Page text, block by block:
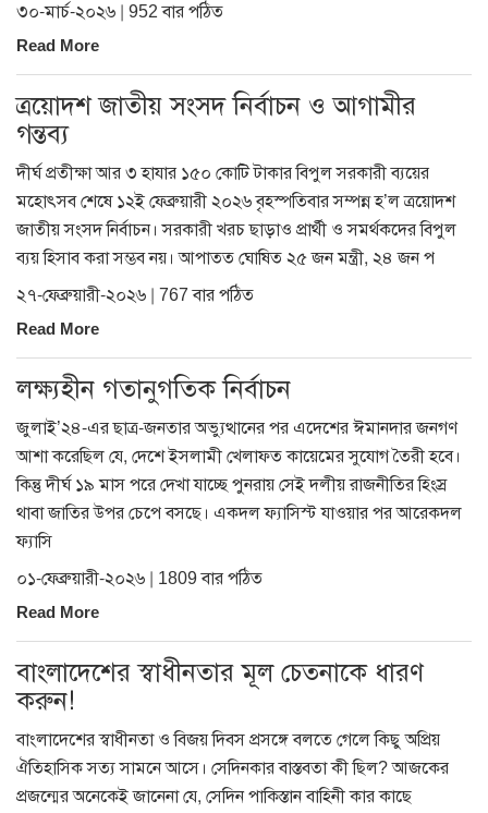
৩০-মার্চ-২০২৬ | 952 বার পঠিত
Read More
ত্রয়োদশ জাতীয় সংসদ নির্বাচন ও আগামীর
গন্তব্য
দীর্ঘ প্রতীক্ষা আর ৩ হাযার ১৫০ কোটি টাকার বিপুল সরকারী ব্যয়ের
মহোৎসব শেষে ১২ই ফেব্রুয়ারী ২০২৬ বৃহস্পতিবার সম্পন্ন হ’ল ত্রয়োদশ
জাতীয় সংসদ নির্বাচন। সরকারী খরচ ছাড়াও প্রার্থী ও সমর্থকদের বিপুল
ব্যয় হিসাব করা সম্ভব নয়। আপাতত ঘোষিত ২৫ জন মন্ত্রী, ২৪ জন প
২৭-ফেব্রুয়ারী-২০২৬ | 767 বার পঠিত
Read More
লক্ষ্যহীন গতানুগতিক নির্বাচন
জুলাই’২৪-এর ছাত্র-জনতার অভ্যুত্থানের পর এদেশের ঈমানদার জনগণ
আশা করেছিল যে, দেশে ইসলামী খেলাফত কায়েমের সুযোগ তৈরী হবে।
কিন্তু দীর্ঘ ১৯ মাস পরে দেখা যাচ্ছে পুনরায় সেই দলীয় রাজনীতির হিংস্র
থাবা জাতির উপর চেপে বসছে। একদল ফ্যাসিস্ট যাওয়ার পর আরেকদল
ফ্যাসি
০১-ফেব্রুয়ারী-২০২৬ | 1809 বার পঠিত
Read More
বাংলাদেশের স্বাধীনতার মূল চেতনাকে ধারণ
করুন!
বাংলাদেশের স্বাধীনতা ও বিজয় দিবস প্রসঙ্গে বলতে গেলে কিছু অপ্রিয়
ঐতিহাসিক সত্য সামনে আসে। সেদিনকার বাস্তবতা কী ছিল? আজকের
প্রজন্মের অনেকেই জানেনা যে, সেদিন পাকিস্তান বাহিনী কার কাছে